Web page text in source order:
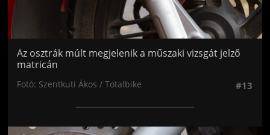
Az osztrák múlt megjelenik a műszaki vizsgát jelző
matricán
Fotó: Szentkuti Ákos / Totalbike #13